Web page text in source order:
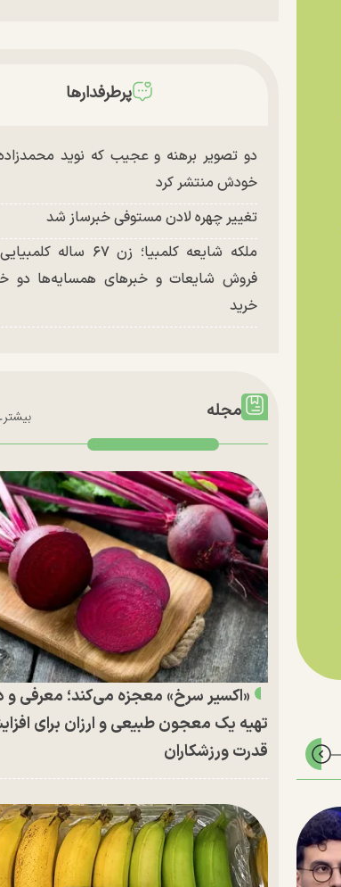
پرطرفدارها
دو تصویر برهنه و عجیب که نوید
خودش منتشر کرد
تغییر چهره لادن مستوفی خبرساز شد
ملکه شایعه کلمبیا؛ زن ۶۷ ساله
فروش شایعات و خبر‌های همسایه‌ها دو
خرید
مجله
«اکسیر سرخ» معجزه می‌کند؛ معرفی و
تهیه یک معجون طبیعی و ارزان برای
قدرت ورزشکاران